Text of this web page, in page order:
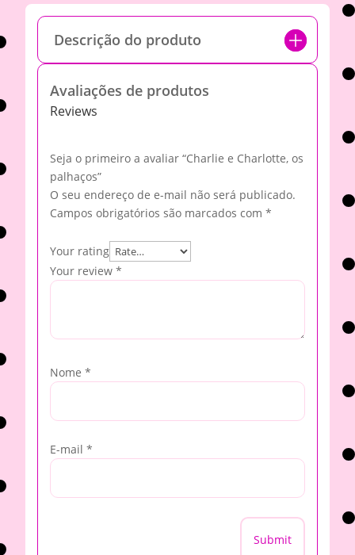
Descrição do produto
Avaliações de produtos
Reviews
Seja o primeiro a avaliar “Charlie e Charlotte, os
palhaços”
O seu endereço de e-mail não será publicado.
Campos obrigatórios são marcados com *
Your rating
Your review *
Nome *
E-mail *
Submit